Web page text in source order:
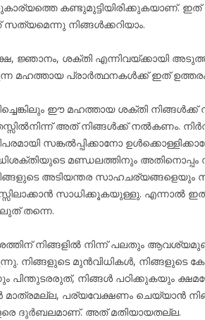
കണ്ടുമുട്ടിയിരിക്കുകയാണ്.
നിങ്ങൾക്കറിയാം.
ജ്ഞാനം, ശക്തി എന്നിവയ്ക്കായി
മഹത്തായ പ്രാർത്ഥനകൾക്ക് ഇത്
ഈ മഹത്തായ ശക്തി
അത് നിങ്ങൾക്ക് നൽകണം.
സങ്കൽപ്പിക്കാനോ
മണ്ഡലത്തിനും അതിനൊപ്പം
അടിയന്തര സാഹചര്യങ്ങളെയും
സാധിക്കൂകയുള്ളു. എന്നാൽ
തന്നെ.
നിങ്ങളിൽ നിന്ന് പലതും
നിങ്ങളുടെ മുൻവിധികൾ, നിങ്ങളുടെ
പിന്തുടരരുത്, നിങ്ങൾ പഠിക്കുകയും
മാത്രമല്ല, പര്യവേക്ഷണം ചെയ്യാൻ
ദുർബലമാണ്. അത് മതിയായതല്ല.